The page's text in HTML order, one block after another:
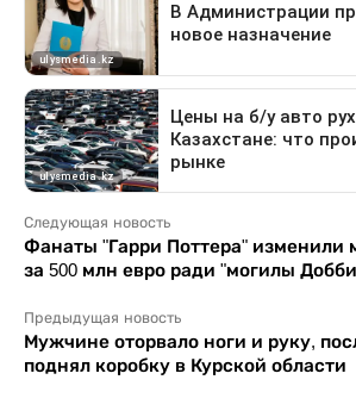
Следующая новость
Фанаты "Гарри Поттера" изменили
за 500 млн евро ради "могилы
Предыдущая новость
Мужчине оторвало ноги и руку,
поднял коробку в Курской области